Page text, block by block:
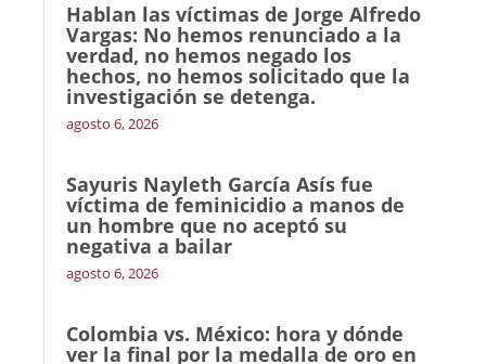
Hablan las víctimas de Jorge Alfredo
Vargas: No hemos renunciado a la
verdad, no hemos negado los
hechos, no hemos solicitado que la
investigación se detenga.
agosto 6, 2026
Sayuris Nayleth García Asís fue
víctima de feminicidio a manos de
un hombre que no aceptó su
negativa a bailar
agosto 6, 2026
Colombia vs. México: hora y dónde
ver la final por la medalla de oro en